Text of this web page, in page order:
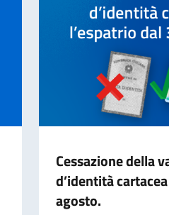
Cessazione della
d’identità
agosto.